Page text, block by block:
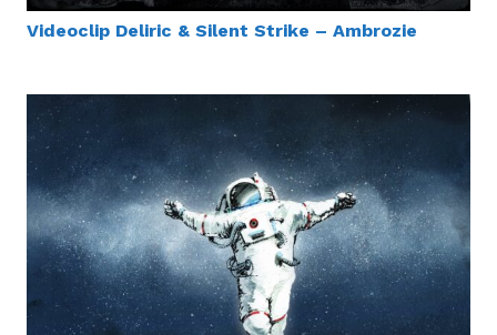
Videoclip Deliric & Silent Strike – Ambrozie